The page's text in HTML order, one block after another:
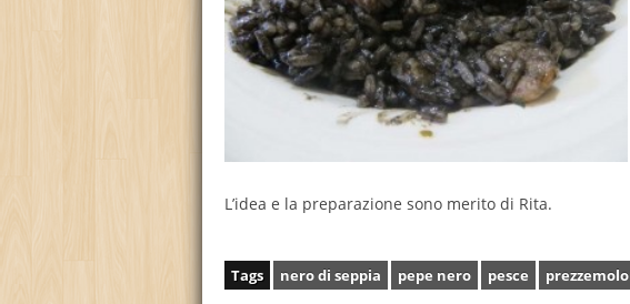
L’idea e la preparazione sono merito di Rita.
Tags nero di seppia pepe nero pesce prezzemolo